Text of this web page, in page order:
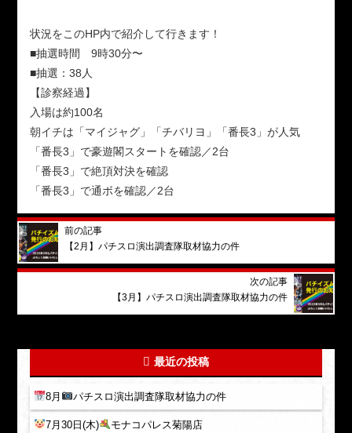
状況をこのHP内で紹介して行きます！
■抽選時間 9時30分〜
■抽選：38人
【診察経過】
入場は約100名
朝イチは「マイジャグ」「チバリヨ」「番長3」が人気
「番長3」で豪遊閣スタートを確認／2台
「番長3」で絶頂対決を確認
「番長3」で通ボを確認／2台
前の記事
【2月】パチスロ演出調査隊取材協力の件
次の記事
【3月】パチスロ演出調査隊取材協力の件
最近の投稿
8月 パチスロ演出調査隊取材協力の件
7月30日(木) モナコパレス菊陽店